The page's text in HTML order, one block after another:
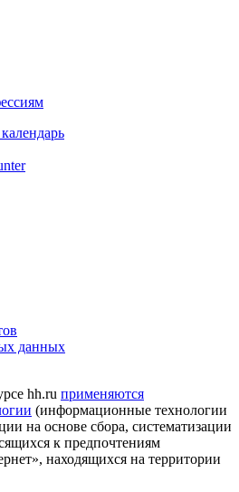
данных
hh.ru применяются
(информационные технологии
на основе сбора, систематизации
к предпочтениям
находящихся на территории